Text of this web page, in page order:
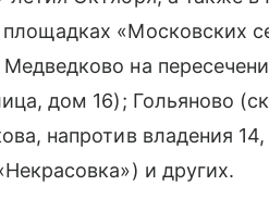
«Московских
на
дом 16); Гольяново
напротив владения
и других.